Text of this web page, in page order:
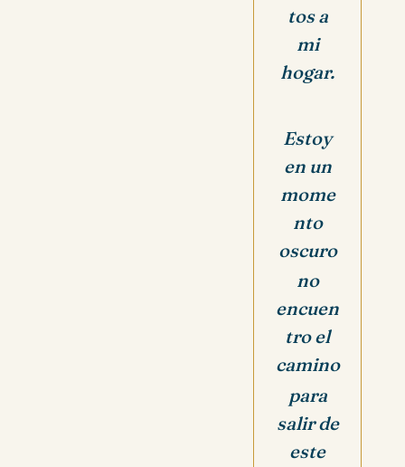
tos a
mi
hogar.
Estoy
en un
mome
nto
oscuro
no
encuen
tro el
camino
para
salir de
este